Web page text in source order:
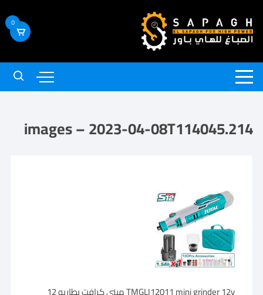
0
images – 2023-04-08T114045.214